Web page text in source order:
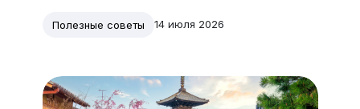
Полезные советы 14 июля 2026